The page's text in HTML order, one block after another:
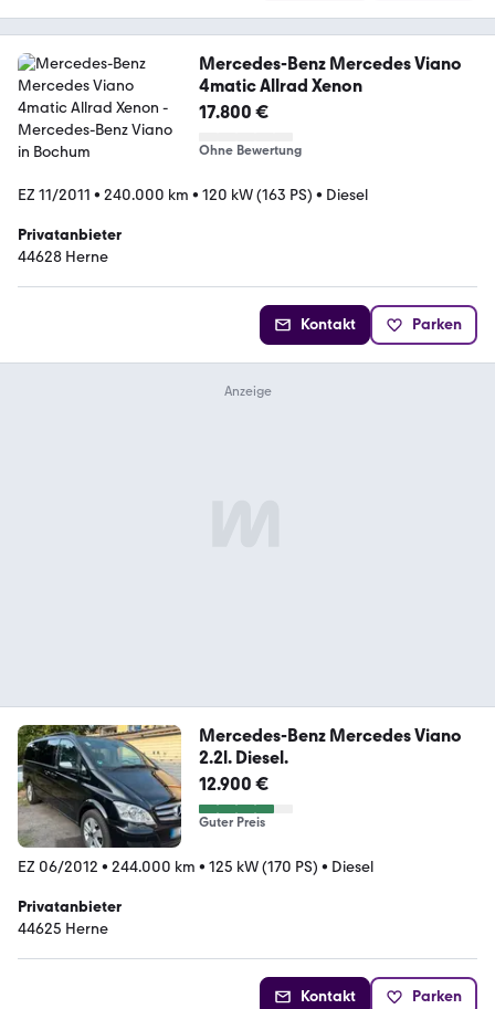
Mercedes-Benz Mercedes Viano
4matic Allrad Xenon
17.800 €
Ohne Bewertung
EZ 11/2011 • 240.000 km • 120 kW (163 PS) • Diesel
Privatanbieter
44628 Herne
Kontakt Parken
Mercedes-Benz Mercedes Viano
2.2l. Diesel.
12.900 €
Guter Preis
EZ 06/2012 • 244.000 km • 125 kW (170 PS) • Diesel
Privatanbieter
44625 Herne
Kontakt Parken